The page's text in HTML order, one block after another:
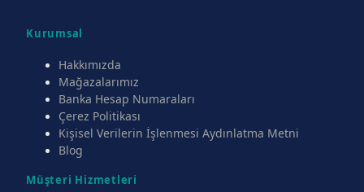
Kurumsal
Hakkımızda
Mağazalarımız
Banka Hesap Numaraları
Çerez Politikası
Kişisel Verilerin İşlenmesi Aydınlatma Metni
Blog
Müşteri Hizmetleri